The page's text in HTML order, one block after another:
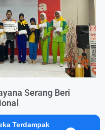
Serang Beri
Terdampak